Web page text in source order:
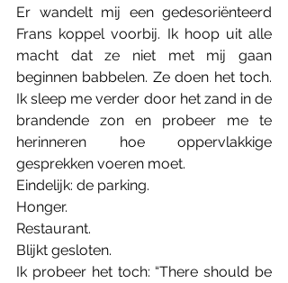
Er wandelt mij een gedesoriënteerd
Frans koppel voorbij. Ik hoop uit alle
macht dat ze niet met mij gaan
beginnen babbelen. Ze doen het toch.
Ik sleep me verder door het zand in de
brandende zon en probeer me te
herinneren hoe oppervlakkige
gesprekken voeren moet.
Eindelijk: de parking.
Honger.
Restaurant.
Blijkt gesloten.
Ik probeer het toch: “There should be